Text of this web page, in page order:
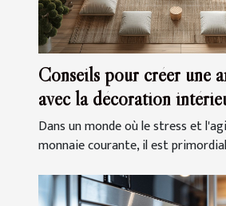
Conseils pour créer une
avec la décoration
Dans un monde où le stress et
monnaie courante, il est